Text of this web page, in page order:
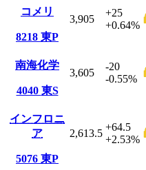
コメリ
8218 東P
3,905
+25
+0.64%
南海化学
4040 東S
3,605
-20
-0.55%
インフロニ
ア
5076 東P
2,613.5
+64.5
+2.53%